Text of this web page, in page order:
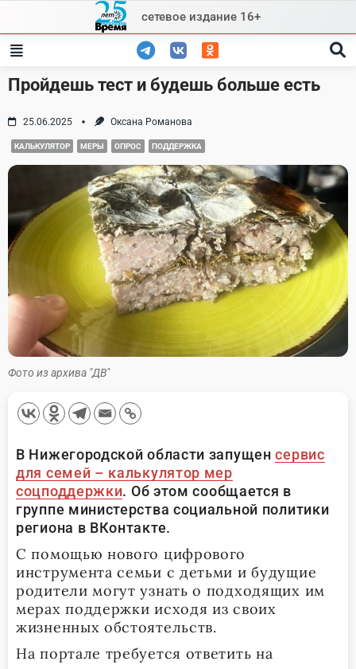
content
сетевое издание 16+
Пройдешь тест и будешь больше есть
25.06.2025 Оксана Романова
КАЛЬКУЛЯТОР МЕРЫ ОПРОС ПОДДЕРЖКА
Фото из архива "ДВ"
В Нижегородской области запущенсервис
для семей – калькулятор мер
соцподдержки. Об этом сообщается в
группе министерства социальной политики
региона в ВКонтакте.
С помощью нового цифрового
инструмента семьи с детьми и будущие
родители могут узнать о подходящих им
мерах поддержки исходя из своих
жизненных обстоятельств.
На портале требуется ответить на